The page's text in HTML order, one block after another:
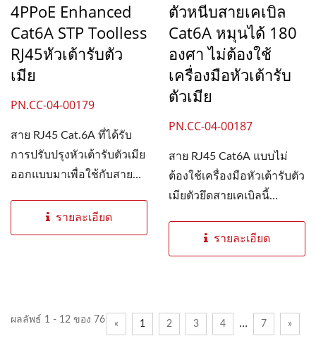
4PPoE Enhanced
Cat6A STP Toolless
RJ45หัวเต้ารับตัว
เมีย
PN.CC-04-00179
สาย RJ45 Cat.6A ที่ได้รับ
การปรับปรุงหัวเต้ารับตัวเมีย
ออกแบบมาเพื่อใช้กับสายอี
รายละเอียด
ตัวหนีบสายเคเบิล
Cat6A หมุนได้ 180
องศา ไม่ต้องใช้
เครื่องมือหัวเต้ารับ
ตัวเมีย
PN.CC-04-00187
สาย RJ45 Cat6A แบบไม่
ต้องใช้เครื่องมือหัวเต้ารับตัว
เมียตัวยึดสายเคเบิลนี้
อีเธอร์เน็ตให้แน่นและ
ประหยัดเวลาในการติดตั้ง...
รายละเอียด
ผลลัพธ์ 1 - 12 ของ 76 « 1 2 3 4 … 7 »